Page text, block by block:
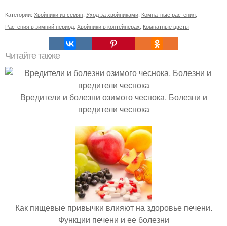
Категории: Хвойники из семян Уход за хвойниками Комнатные растения
Растения в зимний период Хвойники в контейнерах Комнатные цветы
Читайте также
Вредители и болезни озимого чеснока. Болезни и
вредители чеснока
Как пищевые привычки влияют на здоровье печени.
Функции печени и ее болезни